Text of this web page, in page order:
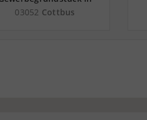
Cottbus nahe
03052 Cottbus